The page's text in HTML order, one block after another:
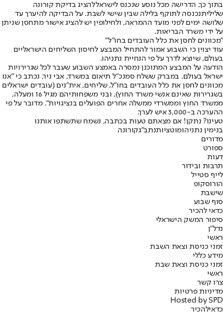
בתוך כך, הדרישה מכל נוסע שנכנס לישראללהציג בדיקת קורונה
שליליתנכנסה לתוקף בלילה שבין שישי לשבת. על הבדיקה להיערך עד
שלושה ימים לפני מועד ההמראה, ולחילופין יש להציג אישור מתחסן שניתן
על ידי משרד הבריאות.
"מכוונים לחסן את כלל העובדים בחו"ל"
עוד יצוין כי השבוע אמור להתחיל המבצע לחיסון השליחים הישראליים
בעולם, שיוצא לדרך על פי הנחיית נתניהו.
הודעה על המבצע המתוכנן נמסרה באמצע השבוע שעבר לכל שגרירויות
ישראל בעולם. במברק ששלח סמנכ"ל תיאום במשרד, אבי ניר, נכתב כי "אנו
מכוונים לחסן את כלל העובדים בחו"ל, שליחים, אית"נים (עובדים ישראלים
בשגרירות שאינם אנשי משרד החוץ), ובני משפחותיהם מגיל 16 ומעלה,
ממשרד החוץ וממשרדי ממשלה אחרים הפועלים בנציגויות". מדובר על פי
ההערכה ב-3,000 איש לערך.
טעינו? נתקן! אם מצאתם טעות בכתבה, נשמח שתשתפו אותנו
בנימין נתניהומוטציותנתב"גקורונה
מדורים
ספורט
דעות
תרבות ובידור
לייף סטייל
הורוסקופ
שישבת
סוף שבוע
כדאי להכיר
סיפור המשק הישראלי
נדל"ן
ראשי
זמני כניסת וצאת השבת
מידע כללי
זמני כניסת וצאת שבת
ראשי
צרו קשר
מדיניות פרטיות
Hosted by SPD
כדאילהכיר